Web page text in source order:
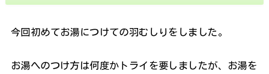
今回初めてお湯につけての羽むしりをしました。
お湯へのつけ方は何度かトライを要しましたが、お湯を